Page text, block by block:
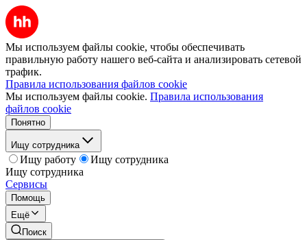
Мы используем файлы cookie, чтобы обеспечивать
правильную работу нашего веб-сайта и анализировать сетевой
трафик.
Правила использования файлов cookie
Мы используем файлы cookie. Правила использования
файлов cookie
Понятно
Ищу сотрудника
Ищу работу
Ищу сотрудника
Ищу сотрудника
Сервисы
Помощь
Ещё
Поиск